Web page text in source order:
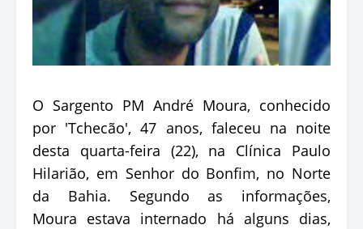
O Sargento PM André Moura, conhecido
por 'Tchecão', 47 anos, faleceu na noite
desta quarta-feira (22), na Clínica Paulo
Hilarião, em Senhor do Bonfim, no Norte
da Bahia. Segundo as informações,
Moura estava internado há alguns dias,